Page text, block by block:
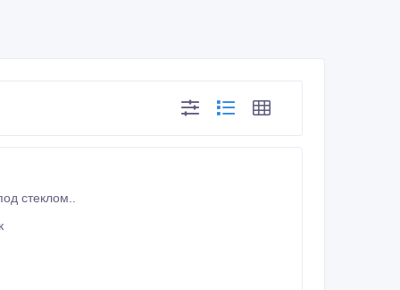
картину, выполненную алмазной вышивкой. Размер: 50/40 см. В рамке, под стеклом..